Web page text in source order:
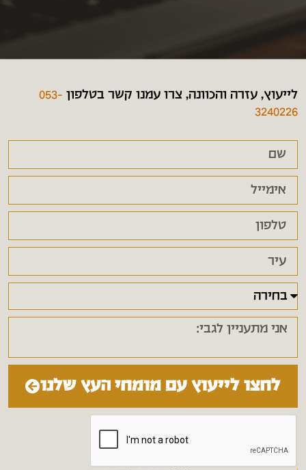
לייעוץ, עזרה והכוונה, צרו עמנו קשר בטלפון 053-
3240226
לחצו לייעוץ עם מומחי העץ שלנו